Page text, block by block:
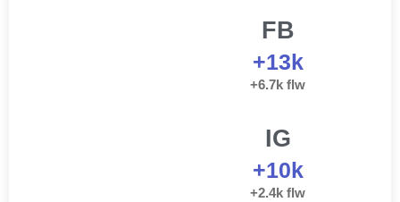
FB
+13k
+6.7k flw
IG
+10k
+2.4k flw